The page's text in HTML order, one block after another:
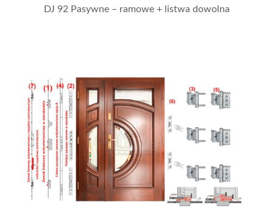
DJ 92 Pasywne – ramowe + listwa dowolna